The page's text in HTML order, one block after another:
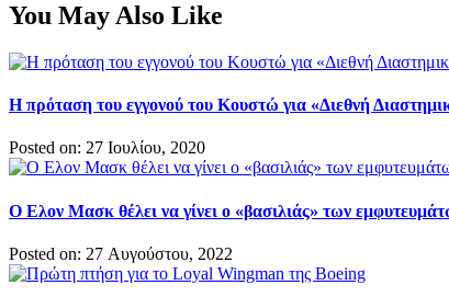
You May Also Like
Η πρόταση του εγγονού του Κουστώ για «Διεθνή
Posted on: 27 Ιουλίου, 2020
O Ελον Μασκ θέλει να γίνει ο «βασιλιάς» των
Posted on: 27 Αυγούστου, 2022